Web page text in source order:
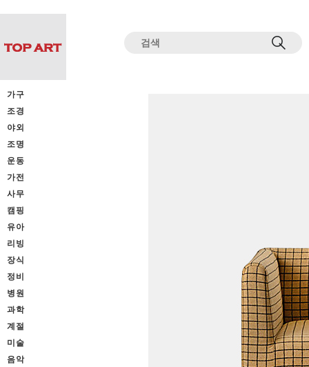
가구
조경
야외
조명
운동
가전
사무
캠핑
유아
리빙
장식
정비
병원
과학
계절
미술
음악